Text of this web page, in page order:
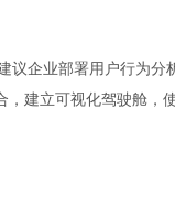
议企业部署用户行为
建立可视化驾驶舱，